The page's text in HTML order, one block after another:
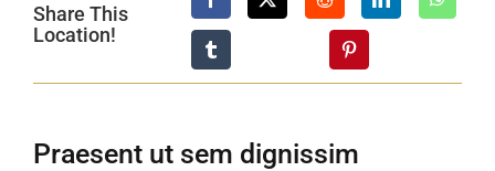
Share This
Location!
Praesent ut sem dignissim